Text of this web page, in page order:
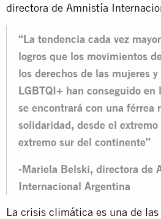
directora de Amnistía
“La tendencia cada vez
logros que los movimientos
los derechos de las mujeres
LGBTQI+ han conseguido en
se encontrará con una férrea
solidaridad, desde el
extremo sur del continente”
-Mariela Belski, directora de
Internacional Argentina
La crisis climática es una de las